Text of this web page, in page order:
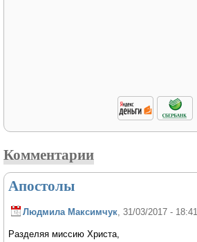
Комментарии
Апостолы
Людмила Максимчук , 31/03/2017 - 18:41
Разделяя миссию Христа,